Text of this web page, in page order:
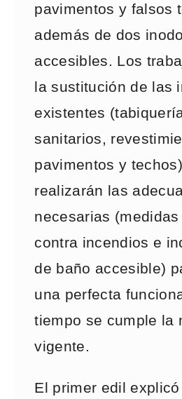
pavimentos y falsos
además de dos
accesibles. Los
la sustitución de las
existentes
sanitarios,
pavimentos y
realizarán las
necesarias
contra incendios e
de baño accesible)
una perfecta
tiempo se cumple la
vigente.
El primer edil explicó